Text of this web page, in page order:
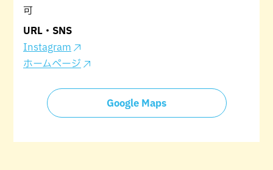
可
URL・SNS
Instagram
ホームページ
Google Maps